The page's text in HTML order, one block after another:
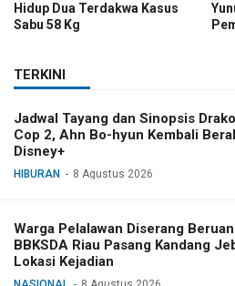
Hidup Dua Terdakwa Kasus
Sabu 58 Kg
TERKINI
Jadwal Tayang dan Sinopsis
Cop 2, Ahn Bo-hyun Kembali
Disney+
HIBURAN 8 Agustus 2026
Warga Pelalawan Diserang
BBKSDA Riau Pasang Kandang
Lokasi Kejadian